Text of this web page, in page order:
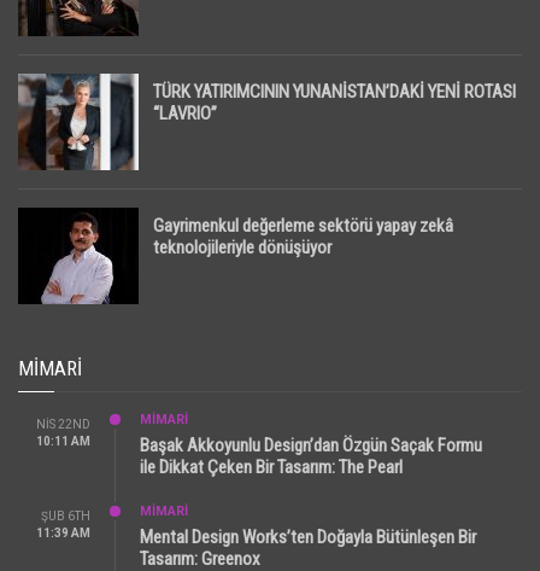
TÜRK YATIRIMCININ YUNANİSTAN’DAKİ YENİ ROTASI
“LAVRIO”
Gayrimenkul değerleme sektörü yapay zekâ
teknolojileriyle dönüşüyor
MIMARI
NIS 22ND
10:11 AM
MİMARİ
Başak Akkoyunlu Design’dan Özgün Saçak Formu
ile Dikkat Çeken Bir Tasarım: The Pearl
ŞUB 6TH
11:39 AM
MİMARİ
Mental Design Works’ten Doğayla Bütünleşen Bir
Tasarım: Greenox